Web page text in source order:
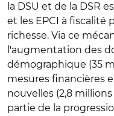
la DSU et de la DSR
et les EPCI à fiscalité
richesse. Via ce
l'augmentation des
démographique (35
mesures financières
nouvelles (2,8
partie de la